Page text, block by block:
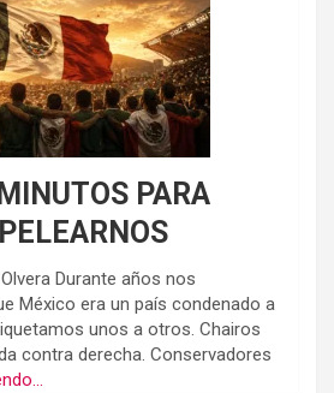
PARA
Durante años nos
México era un país condenado a
unos a otros. Chairos
contra derecha. Conservadores